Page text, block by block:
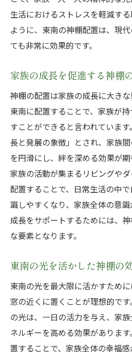
生活におけるストレスを軽減す
ように、東南の神棚配置は、現
ても非常に効果的です。
家族の成長を促進する神棚
神棚の配置は家族の成長に大き
東南に配置することで、家族が
すことができると言われていま
長と発展の象徴」とされ、家族
を円滑にし、絆を深める効果が期
家族の活動が集まるリビングや
配置することで、日常生活の中
識しやすくなり、家族全体の意
成長をサポートするためには、
な要素となります。
東南の光を活かした神棚の
東南の光を最大限に活かすため
窓の近くに置くことが理想的で
の光は、一日の活力を与え、家
ネルギーを高める効果がありま
置することで、家族全体の幸福